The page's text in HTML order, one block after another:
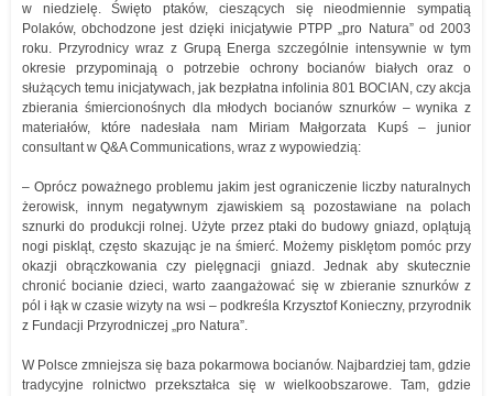
w niedzielę. Święto ptaków, cieszących się nieodmiennie sympatią
Polaków, obchodzone jest dzięki inicjatywie PTPP „pro Natura” od 2003
roku. Przyrodnicy wraz z Grupą Energa szczególnie intensywnie w tym
okresie przypominają o potrzebie ochrony bocianów białych oraz o
służących temu inicjatywach, jak bezpłatna infolinia 801 BOCIAN, czy akcja
zbierania śmiercionośnych dla młodych bocianów sznurków – wynika z
materiałów, które nadesłała nam Miriam Małgorzata Kupś – junior
consultant w Q&A Communications, wraz z wypowiedzią:
– Oprócz poważnego problemu jakim jest ograniczenie liczby naturalnych
żerowisk, innym negatywnym zjawiskiem są pozostawiane na polach
sznurki do produkcji rolnej. Użyte przez ptaki do budowy gniazd, oplątują
nogi piskląt, często skazując je na śmierć. Możemy pisklętom pomóc przy
okazji obrączkowania czy pielęgnacji gniazd. Jednak aby skutecznie
chronić bocianie dzieci, warto zaangażować się w zbieranie sznurków z
pól i łąk w czasie wizyty na wsi – podkreśla Krzysztof Konieczny, przyrodnik
z Fundacji Przyrodniczej „pro Natura”.
W Polsce zmniejsza się baza pokarmowa bocianów. Najbardziej tam, gdzie
tradycyjne rolnictwo przekształca się w wielkoobszarowe. Tam, gdzie